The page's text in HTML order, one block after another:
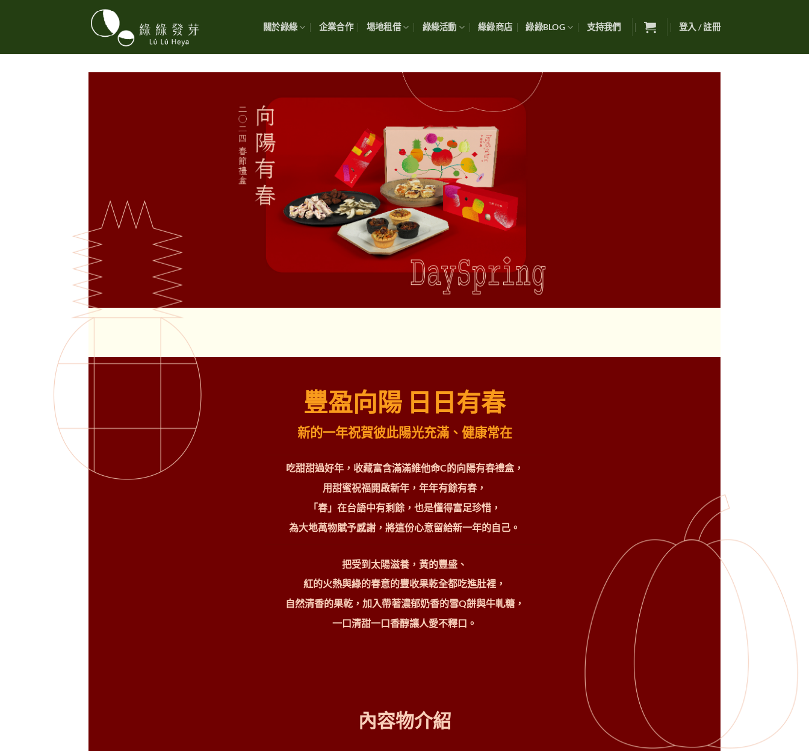
關於綠綠 企業合作 場地租借 綠綠活動 綠綠商店 綠綠BLOG 支持我們 登入 / 註冊
豐盈向陽 日日有春
新的一年祝賀彼此陽光充滿、健康常在
吃甜甜過好年，收藏富含滿滿維他命C的向陽有春禮盒，
用甜蜜祝福開啟新年，年年有餘有春，
「春」在台語中有剩餘，也是懂得富足珍惜，
為大地萬物賦予感謝，將這份心意留給新一年的自己。
把受到太陽滋養， 黃的豐盛、
紅的火熱與綠的春意的豐收果乾全都吃進肚裡，
自然清香的果乾，加入帶著濃郁奶香的雪Q餅與牛軋糖，
一口清甜一口香醇讓人愛不釋口。
內容物介紹